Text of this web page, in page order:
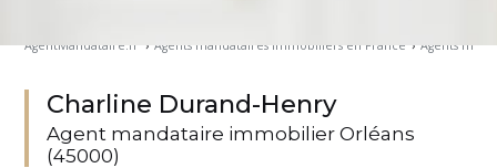
AgentMandataire.fr › Agents mandataires immobiliers en France › Agents
Charline Durand-Henry
Agent mandataire immobilier Orléans
(45000)